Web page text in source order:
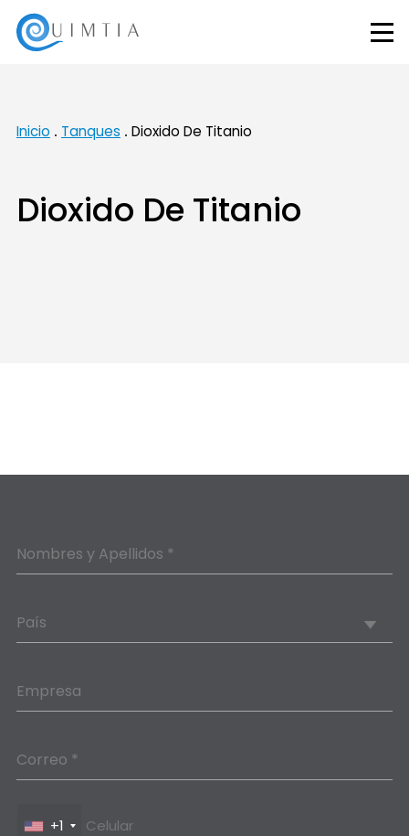
Inicio Tanques Dioxido De Titanio
Dioxido De Titanio
Nombres y Apellidos *
País
Empresa
Correo *
+1